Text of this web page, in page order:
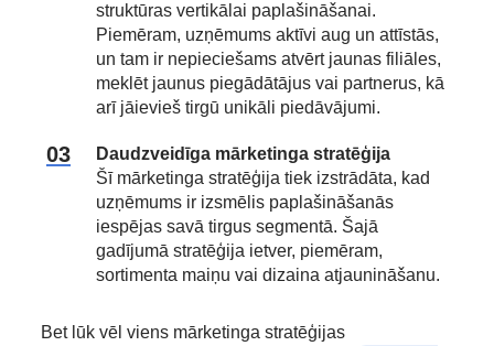
struktūras vertikālai paplašināšanai.
Piemēram, uzņēmums aktīvi aug un attīstās,
un tam ir nepieciešams atvērt jaunas filiāles,
meklēt jaunus piegādātājus vai partnerus, kā
arī jāievieš tirgū unikāli piedāvājumi.
Daudzveidīga mārketinga stratēģija
Šī mārketinga stratēģija tiek izstrādāta, kad
uzņēmums ir izsmēlis paplašināšanās
iespējas savā tirgus segmentā. Šajā
gadījumā stratēģija ietver, piemēram,
sortimenta maiņu vai dizaina atjaunināšanu.
Bet lūk vēl viens mārketinga stratēģijas